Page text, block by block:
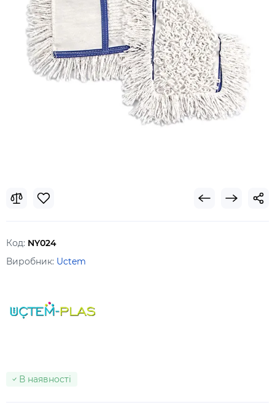
Код: NY024
Виробник: Uctem
В наявності